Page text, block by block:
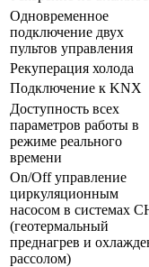
Одновременное
подключение двух
пультов управления
Рекуперация холода
Подключение к KNX
Доступность всех
параметров работы в
режиме реального
времени
On/Off управление
циркуляционным
насосом в системах
(геотермальный
преднагрев и
рассолом)